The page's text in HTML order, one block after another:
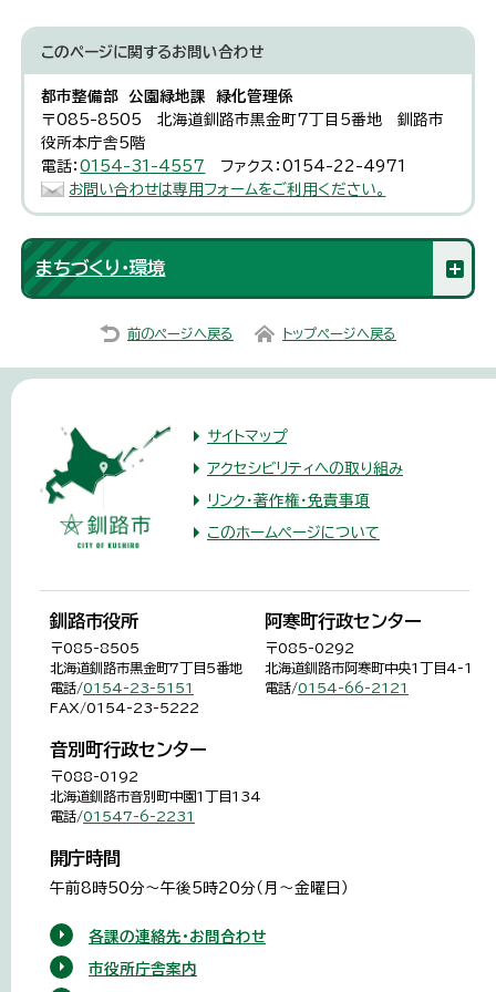
このページに関するお問い合わせ
都市整備部 公園緑地課 緑化管理係
〒085-8505 北海道釧路市黒金町7丁目5番地 釧路市
役所本庁舎5階
電話：0154-31-4557
ファクス：0154-22-4971
お問い合わせは専用フォームをご利用ください。
まちづくり・環境
前のページへ戻る トップページへ戻る
サイトマップ
アクセシビリティへの取り組み
リンク・著作権・免責事項
このホームページについて
釧路市役所
〒085-8505
北海道釧路市黒金町7丁目5番地
電話/0154-23-5151
FAX/0154-23-5222
阿寒町行政センター
〒085-0292
北海道釧路市阿寒町中央1丁目4-1
電話/0154-66-2121
音別町行政センター
〒088-0192
北海道釧路市音別町中園1丁目134
電話/01547-6-2231
開庁時間
午前8時50分～午後5時20分（月～金曜日）
各課の連絡先・お問合わせ
市役所庁舎案内